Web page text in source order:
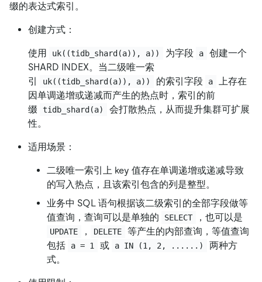
缀的表达式索引。
创建方式：
使用 uk((tidb_shard(a)), a)) 为字段 a
创建一个
SHARD INDEX。当二级唯一索
引
uk((tidb_shard(a)), a)) 的索引字段 a
上存在
因单调递增或递减而产生的热点时，索引的前
缀
tidb_shard(a)
会打散热点，从而提升集群可扩展
性。
适用场景：
二级唯一索引上 key 值存在单调递增或递减导致
的写入热点，且该索引包含的列是整型。
业务中 SQL 语句根据该二级索引的全部字段做等
值查询，查询可以是单独的
SELECT ，也可以是
UPDATE ， DELETE
等产生的内部查询，等值查询
包括
a = 1 或 a IN (1, 2, ......)
两种方
式。